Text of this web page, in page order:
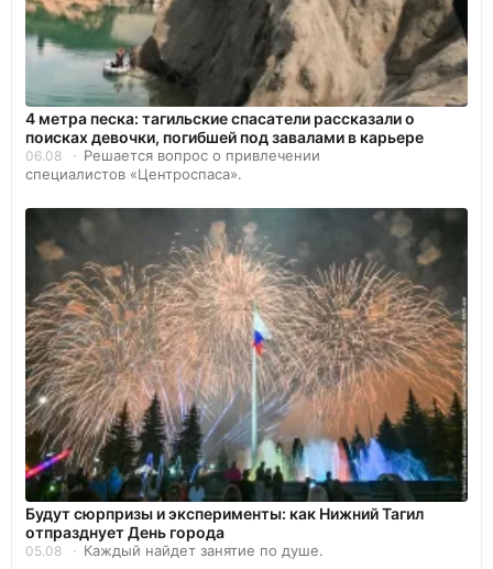
4 метра песка: тагильские спасатели рассказали о
поисках девочки, погибшей под завалами в карьере
06.08
Решается вопрос о привлечении
специалистов «Центроспаса».
Будут сюрпризы и эксперименты: как Нижний Тагил
отпразднует День города
05.08 Каждый найдет занятие по душе.